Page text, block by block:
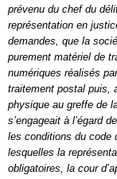
prévenu du chef du
représentation en
demandes, que la
purement matériel de
numériques réalisés
traitement postal puis,
physique au greffe de
s’engageait à l’égard
les conditions du code
lesquelles la
obligatoires, la cour